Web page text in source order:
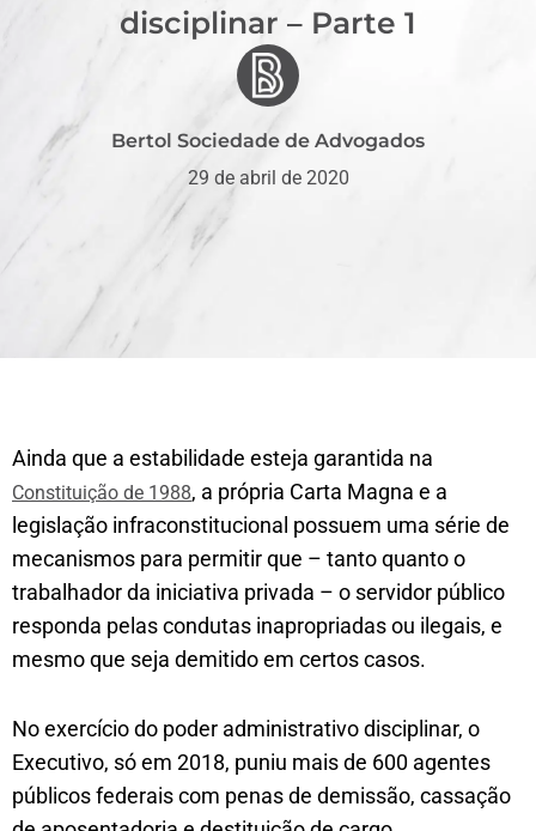
disciplinar – Parte 1
Bertol Sociedade de Advogados
29 de abril de 2020
Ainda que a estabilidade esteja garantida na
Constituição de 1988, a própria Carta Magna e a
legislação infraconstitucional possuem uma série de
mecanismos para permitir que – tanto quanto o
trabalhador da iniciativa privada – o servidor público
responda pelas condutas inapropriadas ou ilegais, e
mesmo que seja demitido em certos casos.
No exercício do poder administrativo disciplinar, o
Executivo, só em 2018, puniu mais de 600 agentes
públicos federais com penas de demissão, cassação